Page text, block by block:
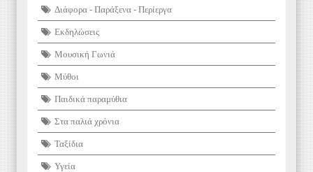
Διάφορα - Παράξενα - Περίεργα
Εκδηλώσεις
Μουσική Γωνιά
Μύθοι
Παιδικά παραμύθια
Στα παλιά χρόνια
Ταξίδια
Υγεία